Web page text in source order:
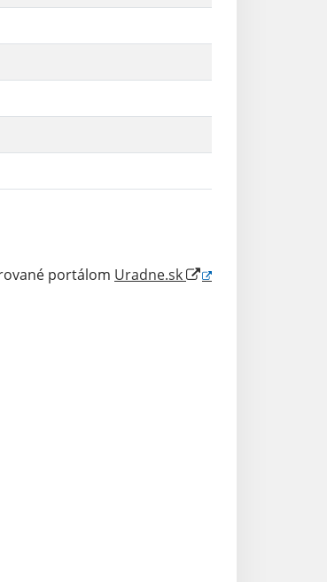
portálom Uradne.sk